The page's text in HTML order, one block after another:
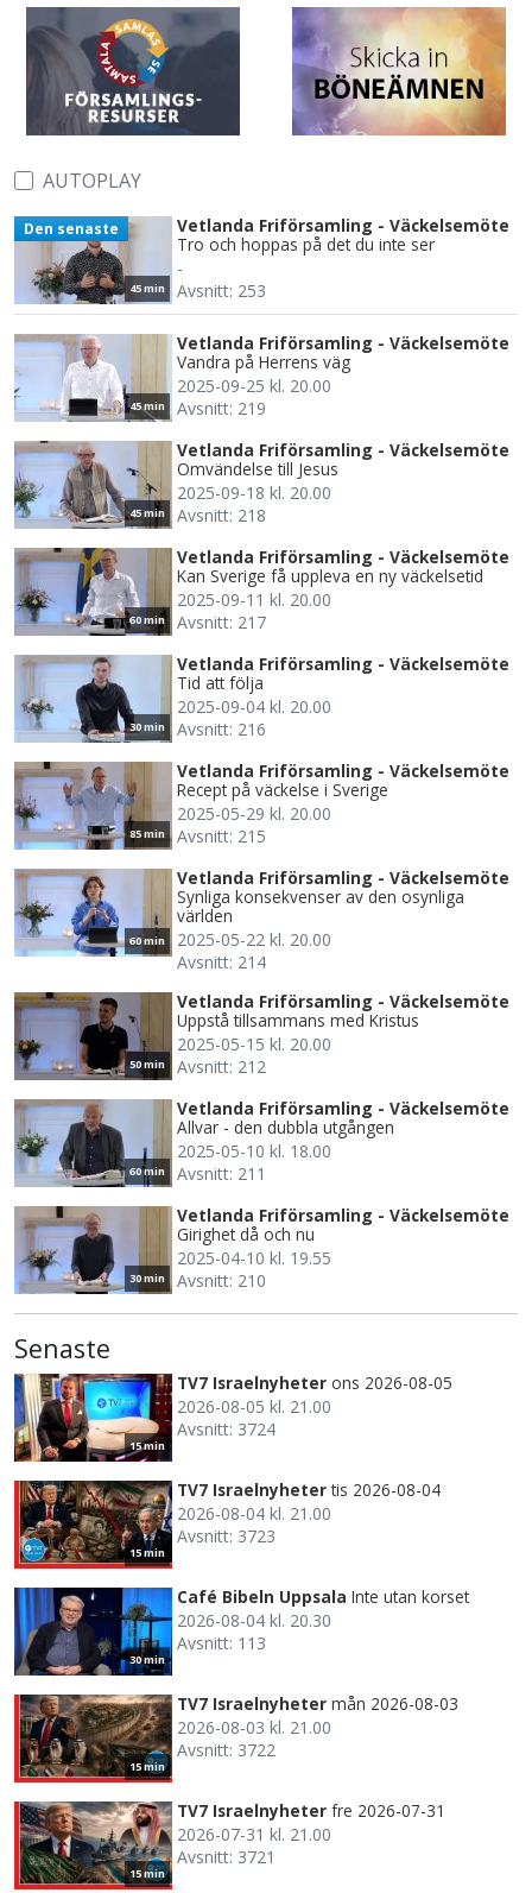
AUTOPLAY
45 min
Den senaste
Vetlanda Friförsamling - Väckelsemöte
Tro och hoppas på det du inte ser
-
Avsnitt: 253
45 min
Vetlanda Friförsamling - Väckelsemöte
Vandra på Herrens väg
2025-09-25 kl. 20.00
Avsnitt: 219
45 min
Vetlanda Friförsamling - Väckelsemöte
Omvändelse till Jesus
2025-09-18 kl. 20.00
Avsnitt: 218
60 min
Vetlanda Friförsamling - Väckelsemöte
Kan Sverige få uppleva en ny väckelsetid
2025-09-11 kl. 20.00
Avsnitt: 217
30 min
Vetlanda Friförsamling - Väckelsemöte
Tid att följa
2025-09-04 kl. 20.00
Avsnitt: 216
85 min
Vetlanda Friförsamling - Väckelsemöte
Recept på väckelse i Sverige
2025-05-29 kl. 20.00
Avsnitt: 215
60 min
Vetlanda Friförsamling - Väckelsemöte
Synliga konsekvenser av den osynliga
världen
2025-05-22 kl. 20.00
Avsnitt: 214
50 min
Vetlanda Friförsamling - Väckelsemöte
Uppstå tillsammans med Kristus
2025-05-15 kl. 20.00
Avsnitt: 212
60 min
Vetlanda Friförsamling - Väckelsemöte
Allvar - den dubbla utgången
2025-05-10 kl. 18.00
Avsnitt: 211
30 min
Vetlanda Friförsamling - Väckelsemöte
Girighet då och nu
2025-04-10 kl. 19.55
Avsnitt: 210
Senaste
15 min
TV7 Israelnyheter ons 2026-08-05
2026-08-05 kl. 21.00
Avsnitt: 3724
15 min
TV7 Israelnyheter tis 2026-08-04
2026-08-04 kl. 21.00
Avsnitt: 3723
30 min
Café Bibeln Uppsala Inte utan korset
2026-08-04 kl. 20.30
Avsnitt: 113
15 min
TV7 Israelnyheter mån 2026-08-03
2026-08-03 kl. 21.00
Avsnitt: 3722
15 min
TV7 Israelnyheter fre 2026-07-31
2026-07-31 kl. 21.00
Avsnitt: 3721